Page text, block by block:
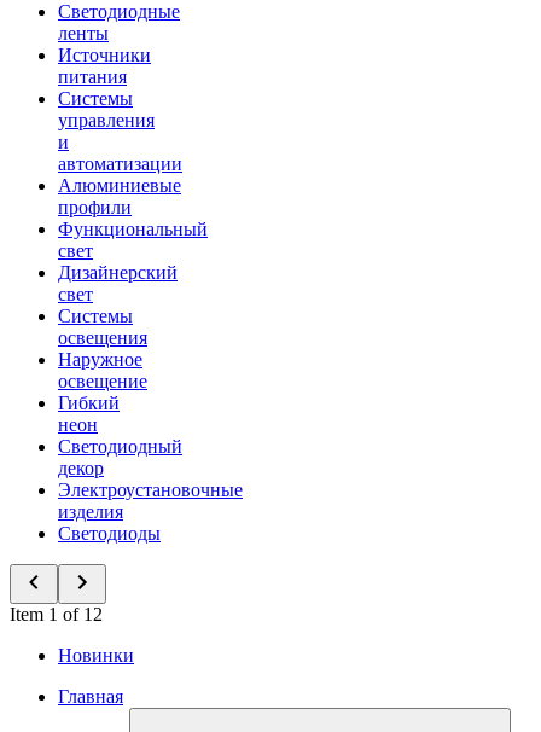
Светодиодные
ленты
Источники
питания
Системы
управления
и
автоматизации
Алюминиевые
профили
Функциональный
свет
Дизайнерский
свет
Системы
освещения
Наружное
освещение
Гибкий
неон
Светодиодный
декор
Электроустановочные
изделия
Светодиоды
Item 1 of 12
Новинки
Главная